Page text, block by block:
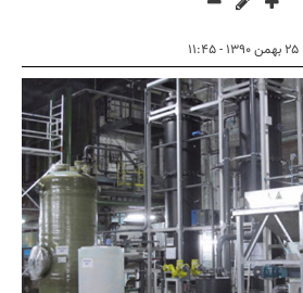
۲۵ بهمن ۱۳۹۰ - ۱۱:۴۵